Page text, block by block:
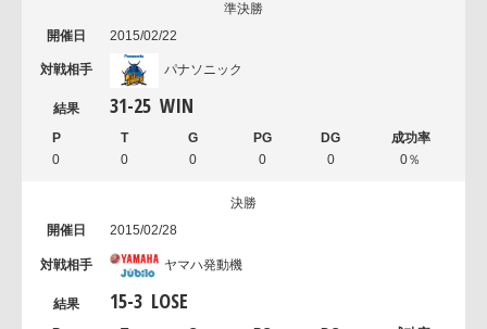
準決勝
2015/02/22
パナソニック
31-25 WIN
0 0 0 0 0 0％
決勝
2015/02/28
ヤマハ発動機
15-3 LOSE